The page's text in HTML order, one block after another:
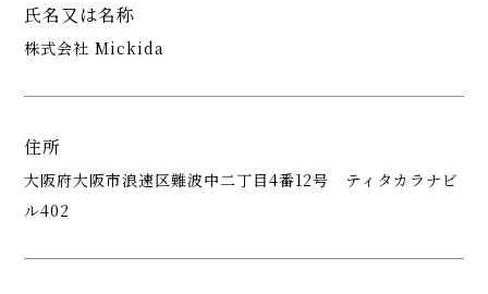
氏名又は名称
株式会社 Mickida
住所
大阪府大阪市浪速区難波中二丁目4番12号 ティタカラナビ
ル402